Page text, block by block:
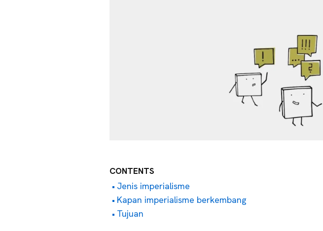
CONTENTS
Jenis imperialisme
Kapan imperialisme berkembang
Tujuan